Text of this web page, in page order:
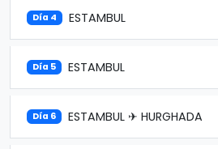
Día 4 ESTAMBUL
Día 5 ESTAMBUL
Día 6 ESTAMBUL ✈ HURGHADA